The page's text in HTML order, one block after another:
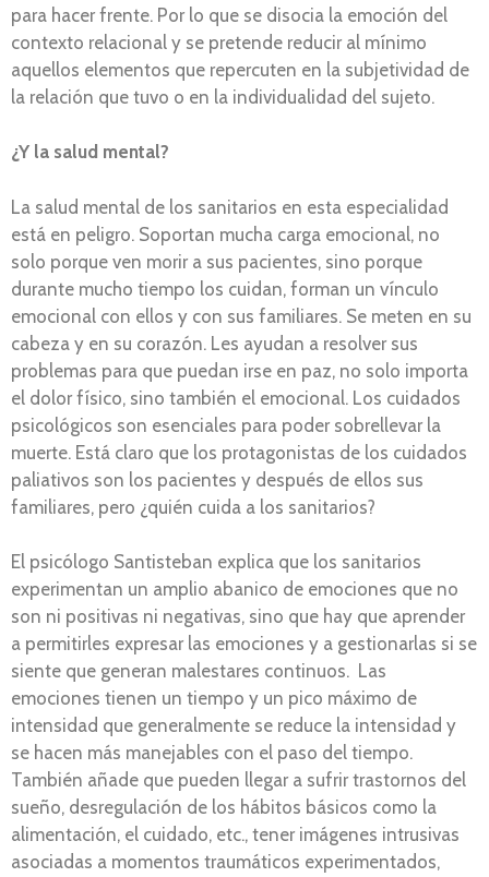
para hacer frente. Por lo que se disocia la emoción del
contexto relacional y se pretende reducir al mínimo
aquellos elementos que repercuten en la subjetividad de
la relación que tuvo o en la individualidad del sujeto.
¿Y la salud mental?
La salud mental de los sanitarios en esta especialidad
está en peligro. Soportan mucha carga emocional, no
solo porque ven morir a sus pacientes, sino porque
durante mucho tiempo los cuidan, forman un vínculo
emocional con ellos y con sus familiares. Se meten en su
cabeza y en su corazón. Les ayudan a resolver sus
problemas para que puedan irse en paz, no solo importa
el dolor físico, sino también el emocional. Los cuidados
psicológicos son esenciales para poder sobrellevar la
muerte. Está claro que los protagonistas de los cuidados
paliativos son los pacientes y después de ellos sus
familiares, pero ¿quién cuida a los sanitarios?
El psicólogo Santisteban explica que los sanitarios
experimentan un amplio abanico de emociones que no
son ni positivas ni negativas, sino que hay que aprender
a permitirles expresar las emociones y a gestionarlas si se
siente que generan malestares continuos. Las
emociones tienen un tiempo y un pico máximo de
intensidad que generalmente se reduce la intensidad y
se hacen más manejables con el paso del tiempo.
También añade que pueden llegar a sufrir trastornos del
sueño, desregulación de los hábitos básicos como la
alimentación, el cuidado, etc., tener imágenes intrusivas
asociadas a momentos traumáticos experimentados,